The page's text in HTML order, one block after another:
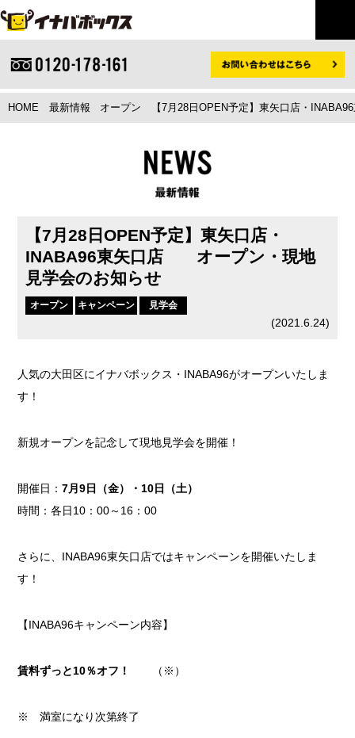
HOME 最新情報 オープン 【7月28日OPEN予定】東矢口店・
【7月28日OPEN予定】東矢口店・
INABA96東矢口店 オープン・現地
見学会のお知らせ
オープン キャンペーン 見学会
(2021.6.24)
人気の大田区にイナバボックス・INABA96がオープンいたしま
す！
新規オープンを記念して現地見学会を開催！
開催日：7月9日（金）・10日（土）
時間：各日10：00～16：00
さらに、INABA96東矢口店ではキャンペーンを開催いたしま
す！
【INABA96キャンペーン内容】
賃料ずっと10％オフ！ （※）
※ 満室になり次第終了